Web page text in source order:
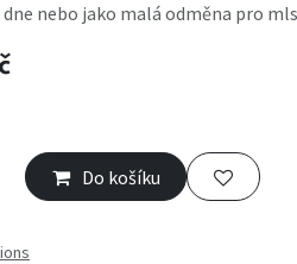
nebo jako malá odměna pro
Do košíku